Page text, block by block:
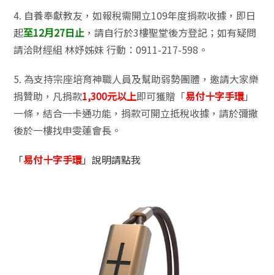
4. 自養奉獻教友，如報稅需開立109年度捐款收據，即日
起至12月27日止 ，請自行於3樓聖堂後方登記；如有疑問
請洽財經組 林妤姊妹 行動：0911-217-598。
5. 為支持宗座培育神職人員及幫助弱勢團體，邀請大家樂
捐贊助，凡捐款1,300元以上即可獲贈「易付十字手環」
一條，結合一卡通功能，捐款可開立抵稅收據，請於彌撒
後於一樓找申雯蓮會長。
「易付十字手環」說明請點我